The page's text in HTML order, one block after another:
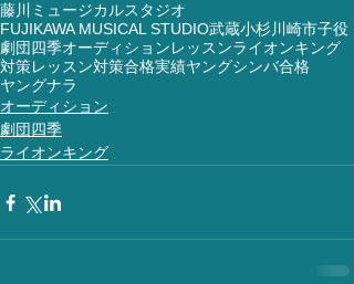
藤川ミュージカルスタジオ
FUJIKAWA MUSICAL STUDIO武蔵小杉川崎市子役
劇団四季オーディションレッスンライオンキング
対策レッスン対策合格実績ヤングシンバ合格
ヤングナラ
オーディション
劇団四季
ライオンキング